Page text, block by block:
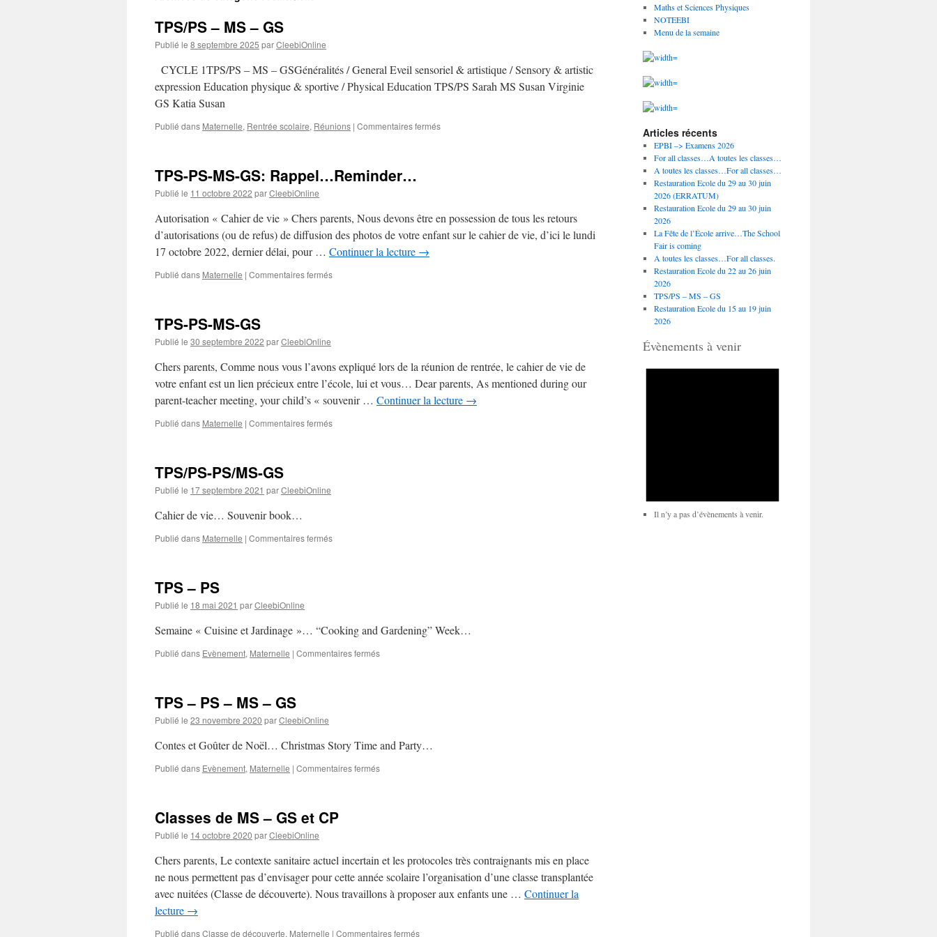
TPS/PS – MS – GS
Publié le 8 septembre 2025 parCleebiOnline
CYCLE 1TPS/PS – MS – GSGénéralités / General Eveil sensoriel & artistique / Sensory & artistic
expression Education physique & sportive / Physical Education TPS/PS Sarah MS Susan Virginie
GS Katia Susan
Publié dans Maternelle, Rentrée scolaire, Réunions | Commentaires ferméssur
TPS-PS-MS-GS: Rappel…Reminder…
Publié le 11 octobre 2022 parCleebiOnline
Autorisation « Cahier de vie » Chers parents, Nous devons être en possession de tous les retours
d’autorisations (ou de refus) de diffusion des photos de votre enfant sur le cahier de vie, d’ici le lundi
17 octobre 2022, dernier délai, pour … Continuer la lecture →
Publié dans Maternelle | Commentaires ferméssur
TPS-PS-MS-GS
Publié le 30 septembre 2022 parCleebiOnline
Chers parents, Comme nous vous l’avons expliqué lors de la réunion de rentrée, le cahier de vie de
votre enfant est un lien précieux entre l’école, lui et vous… Dear parents, As mentioned during our
parent-teacher meeting, your child’s « souvenir … Continuer la lecture →
Publié dans Maternelle | Commentaires ferméssur
TPS/PS-PS/MS-GS
Publié le 17 septembre 2021 parCleebiOnline
Cahier de vie… Souvenir book…
Publié dans Maternelle | Commentaires ferméssur
TPS – PS
Publié le 18 mai 2021 parCleebiOnline
Semaine « Cuisine et Jardinage »… “Cooking and Gardening” Week…
Publié dans Evènement, Maternelle | Commentaires ferméssur
TPS – PS – MS – GS
Publié le 23 novembre 2020 parCleebiOnline
Contes et Goûter de Noël… Christmas Story Time and Party…
Publié dans Evènement, Maternelle | Commentaires ferméssur
GS
Classes de MS – GS et CP
Publié le 14 octobre 2020 parCleebiOnline
Chers parents, Le contexte sanitaire actuel incertain et les protocoles très contraignants mis en place
ne nous permettent pas d’envisager pour cette année scolaire l’organisation d’une classe transplantée
avec nuitées (Classe de découverte). Nous travaillons à proposer aux enfants une … Continuer la
lecture →
Publié dansClasse de découverte, Maternelle | Commentaires ferméssur
Maths et Sciences Physiques
NOTEEBI
Menu de la semaine
Articles récents
EPBI –> Examens 2026
For all classes…A toutes les classes…
A toutes les classes…For all classes…
Restauration Ecole du 29 au 30 juin
2026 (ERRATUM)
Restauration Ecole du 29 au 30 juin
2026
La Fête de l’École arrive…The School
Fair is coming
A toutes les classes…For all classes.
Restauration Ecole du 22 au 26 juin
2026
TPS/PS – MS – GS
Restauration Ecole du 15 au 19 juin
2026
Évènements à venir
Il n’y a pas d’évènements à venir.